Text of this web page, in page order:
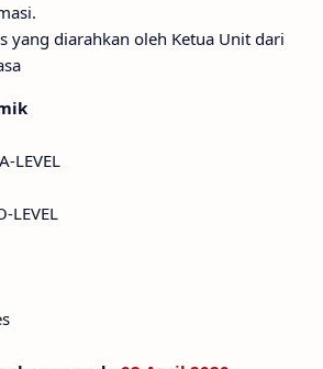
yang diarahkan oleh Ketua Unit dari
LEVEL
LEVEL